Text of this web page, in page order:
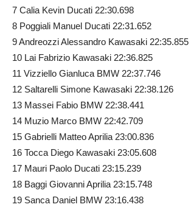
7 Calia Kevin Ducati 22:30.698
8 Poggiali Manuel Ducati 22:31.652
9 Andreozzi Alessandro Kawasaki 22:35.855
10 Lai Fabrizio Kawasaki 22:36.825
11 Vizziello Gianluca BMW 22:37.746
12 Saltarelli Simone Kawasaki 22:38.126
13 Massei Fabio BMW 22:38.441
14 Muzio Marco BMW 22:42.709
15 Gabrielli Matteo Aprilia 23:00.836
16 Tocca Diego Kawasaki 23:05.608
17 Mauri Paolo Ducati 23:15.239
18 Baggi Giovanni Aprilia 23:15.748
19 Sanca Daniel BMW 23:16.438